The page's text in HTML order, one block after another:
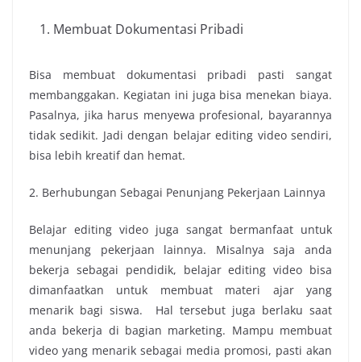
Membuat Dokumentasi Pribadi
Bisa membuat dokumentasi pribadi pasti sangat
membanggakan. Kegiatan ini juga bisa menekan biaya.
Pasalnya, jika harus menyewa profesional, bayarannya
tidak sedikit. Jadi dengan belajar editing video sendiri,
bisa lebih kreatif dan hemat.
2. Berhubungan Sebagai Penunjang Pekerjaan Lainnya
Belajar editing video juga sangat bermanfaat untuk
menunjang pekerjaan lainnya. Misalnya saja anda
bekerja sebagai pendidik, belajar editing video bisa
dimanfaatkan untuk membuat materi ajar yang
menarik bagi siswa. Hal tersebut juga berlaku saat
anda bekerja di bagian marketing. Mampu membuat
video yang menarik sebagai media promosi, pasti akan